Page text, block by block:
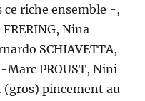
ce riche ensemble -,
Nina
SCHIAVETTA,
Marc PROUST, Nini
(gros) pincement au